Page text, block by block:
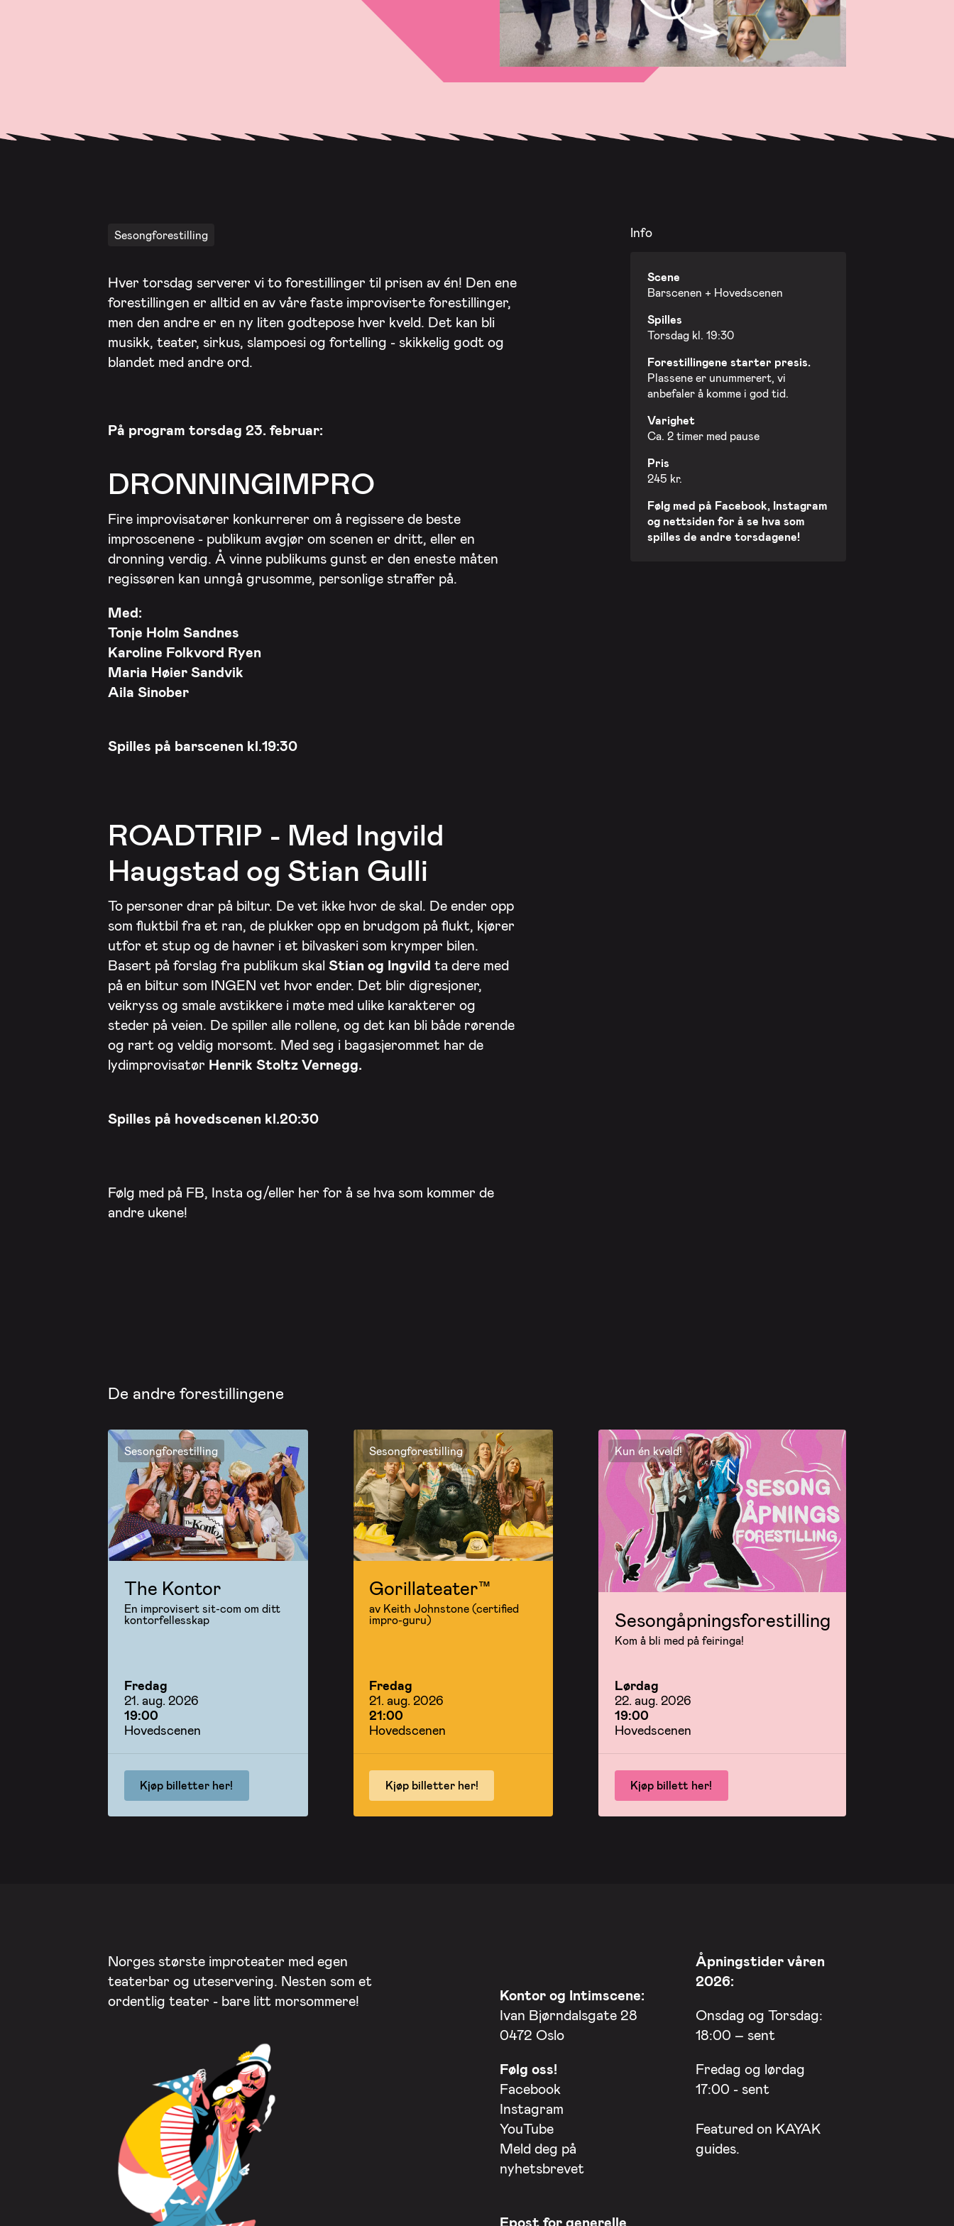
Sesongforestilling
Hver torsdag serverer vi to forestillinger til prisen av én! Den ene
forestillingen er alltid en av våre faste improviserte forestillinger,
men den andre er en ny liten godtepose hver kveld. Det kan bli
musikk, teater, sirkus, slampoesi og fortelling - skikkelig godt og
blandet med andre ord.
På program torsdag 23. februar:
DRONNINGIMPRO
Fire improvisatører konkurrerer om å regissere de beste
improscenene - publikum avgjør om scenen er dritt, eller en
dronning verdig. Å vinne publikums gunst er den eneste måten
regissøren kan unngå grusomme, personlige straffer på.
Med:
Tonje Holm Sandnes
Karoline Folkvord Ryen
Maria Høier Sandvik
Aila Sinober
Spilles på barscenen kl.19:30
ROADTRIP - Med Ingvild
Haugstad og Stian Gulli
To personer drar på biltur. De vet ikke hvor de skal. De ender opp
som fluktbil fra et ran, de plukker opp en brudgom på flukt, kjører
utfor et stup og de havner i et bilvaskeri som krymper bilen.
Basert på forslag fra publikum skal Stian og Ingvild ta dere med
på en biltur som INGEN vet hvor ender. Det blir digresjoner,
veikryss og smale avstikkere i møte med ulike karakterer og
steder på veien. De spiller alle rollene, og det kan bli både rørende
og rart og veldig morsomt. Med seg i bagasjerommet har de
lydimprovisatør Henrik Stoltz Vernegg.
Spilles på hovedscenen kl.20:30
Følg med på FB, Insta og/eller her for å se hva som kommer de
andre ukene!
Info
Scene
Barscenen + Hovedscenen
Spilles
Torsdag kl. 19:30
Forestillingene starter presis.
Plassene er unummerert, vi
anbefaler å komme i god tid.
Varighet
Ca. 2 timer med pause
Pris
245 kr.
Følg med på Facebook, Instagram
og nettsiden for å se hva som
spilles de andre torsdagene!
De andre forestillingene
Sesongforestilling
The Kontor
En improvisert sit-com om ditt
kontorfellesskap
Fredag
21. aug. 2026
19:00
Hovedscenen
Kjøp billetter her!
Sesongforestilling
Gorillateater™
av Keith Johnstone (certified
impro-guru)
Fredag
21. aug. 2026
21:00
Hovedscenen
Kjøp billetter her!
Kun én kveld!
Sesongåpningsforestilling
Kom å bli med på feiringa!
Lørdag
22. aug. 2026
19:00
Hovedscenen
Kjøp billett her!
Norges største improteater med egen
teaterbar og uteservering. Nesten som et
ordentlig teater - bare litt morsommere!
Kontor og Intimscene:
Ivan Bjørndalsgate 28
0472 Oslo
Følg oss!
Facebook
Instagram
YouTube
Meld deg på
nyhetsbrevet
Epost for generelle
Åpningstider våren
2026:
Onsdag og Torsdag:
18:00 – sent
Fredag og lørdag
17:00 - sent
Featured on KAYAK
guides.